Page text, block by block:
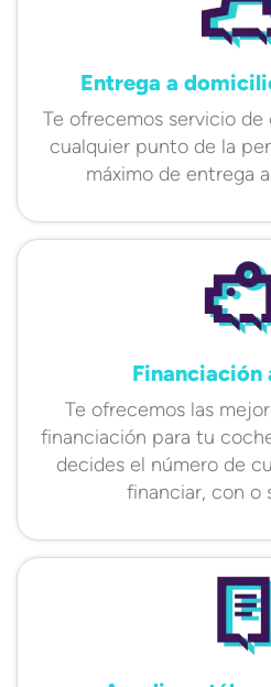
Entrega a
Te ofrecemos servicio
cualquier punto de la
máximo de entrega
Financiación
Te ofrecemos las
financiación para tu
decides el número de
financiar, con o